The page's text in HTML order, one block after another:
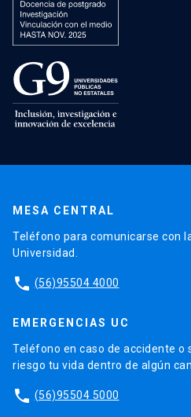
MESA CENTRAL
Teléfono para comunicarse con
Universidad.
phone (56)95504 4000
EMERGENCIAS UC
Teléfono en caso de accidente o
riesgo tu vida dentro de algún
phone (56)95504 5000